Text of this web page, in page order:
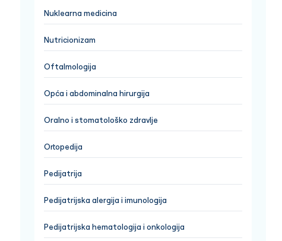
Nuklearna medicina
Nutricionizam
Oftalmologija
Opća i abdominalna hirurgija
Oralno i stomatološko zdravlje
Ortopedija
Pedijatrija
Pedijatrijska alergija i imunologija
Pedijatrijska hematologija i onkologija